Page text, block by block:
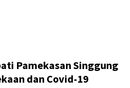
Pamekasan Singgung
dan Covid-19